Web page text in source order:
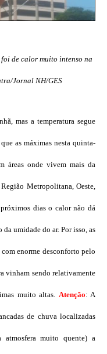
de calor muito intenso na
Jornal NH/GES
mas a temperatura segue
as máximas nesta quinta-
áreas onde vivem mais da
Metropolitana, Oeste,
dias o calor não dá
da umidade do ar. Por isso, as
enorme desconforto pelo
vinham sendo relativamente
muito altas. Atenção: A
de chuva localizadas
muito quente) a